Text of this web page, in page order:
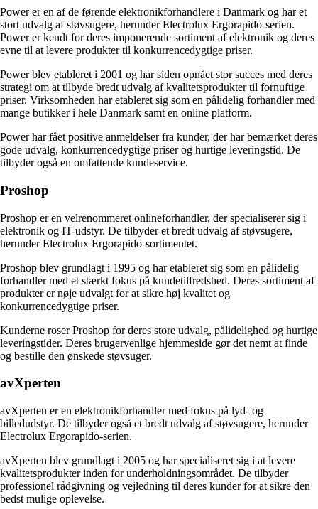
Power er en af ​​de førende elektronikforhandlere i Danmark og har et
stort udvalg af støvsugere, herunder Electrolux Ergorapido-serien.
Power er kendt for deres imponerende sortiment af elektronik og deres
evne til at levere produkter til konkurrencedygtige priser.
Power blev etableret i 2001 og har siden opnået stor succes med deres
strategi om at tilbyde bredt udvalg af kvalitetsprodukter til fornuftige
priser. Virksomheden har etableret sig som en pålidelig forhandler med
mange butikker i hele Danmark samt en online platform.
Power har fået positive anmeldelser fra kunder, der har bemærket deres
gode udvalg, konkurrencedygtige priser og hurtige leveringstid. De
tilbyder også en omfattende kundeservice.
Proshop
Proshop er en velrenommeret onlineforhandler, der specialiserer sig i
elektronik og IT-udstyr. De tilbyder et bredt udvalg af støvsugere,
herunder Electrolux Ergorapido-sortimentet.
Proshop blev grundlagt i 1995 og har etableret sig som en pålidelig
forhandler med et stærkt fokus på kundetilfredshed. Deres sortiment af
produkter er nøje udvalgt for at sikre høj kvalitet og
konkurrencedygtige priser.
Kunderne roser Proshop for deres store udvalg, pålidelighed og hurtige
leveringstider. Deres brugervenlige hjemmeside gør det nemt at finde
og bestille den ønskede støvsuger.
avXperten
avXperten er en elektronikforhandler med fokus på lyd- og
billedudstyr. De tilbyder også et bredt udvalg af støvsugere, herunder
Electrolux Ergorapido-serien.
avXperten blev grundlagt i 2005 og har specialiseret sig i at levere
kvalitetsprodukter inden for underholdningsområdet. De tilbyder
professionel rådgivning og vejledning til deres kunder for at sikre den
bedst mulige oplevelse.